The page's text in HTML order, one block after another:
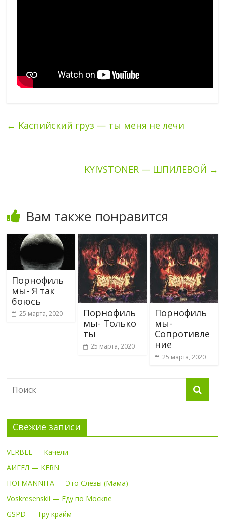
← Kаспийский груз — ты меня не лечи
KYIVSTONER — ШПИЛЕВОЙ →
Вам также понравится
Порнофиль
мы- Я так
боюсь
25 марта, 2020
Порнофиль
мы- Только
ты
25 марта, 2020
Порнофиль
мы-
Сопротивле
ние
25 марта, 2020
Свежие записи
VERBEE — Качели
АИГЕЛ — KERN
HOFMANNITA — Это Слёзы (Мама)
Voskresenskii — Еду по Москве
GSPD — Тру крайм